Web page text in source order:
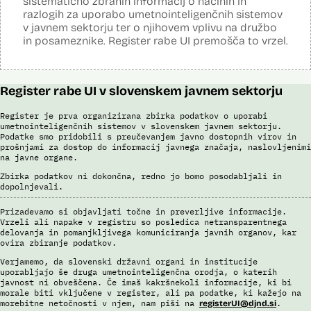
dovolj visok prag ujemanja. Končno identifikacijo osebe mora
strokovnjak za primerjavo obraznih značilnosti opraviti ročno.
Sistem uporablja sledeče podatke: Evidenca fotografiranih oseb
policije (del informacijsko telekomunikacijskega sistema policije
Viri:
Brošura 60 let informacijsko telekomunikacijskega sistema policije
Spletno mesto podjetja Neurotechnology, podstran VeriLook
Poročilo Automating Society report 2020 za Slovenijo
Odgovor na zahtevo za dostop do informacij javnega značaja
Dokument Povabilo k oddaji ponudbe
razlogih za uporabo umetnointeligenčnih sistemov
v javnem sektorju ter o njihovem vplivu na družbo
in posameznike. Register rabe UI premošča to vrzel.
Register rabe UI v slovenskem javnem sektorju
Register je prva organizirana zbirka podatkov o uporabi
umetnointeligenčnih sistemov v slovenskem javnem sektorju.
Podatke smo pridobili s preučevanjem javno dostopnih virov in
prošnjami za dostop do informacij javnega značaja, naslovljenimi
na javne organe.
Zbirka podatkov ni dokončna, redno jo bomo posodabljali in
dopolnjevali.
Prizadevamo si objavljati točne in preverljive informacije.
Vrzeli ali napake v registru so posledica netransparentnega
delovanja in pomanjkljivega komuniciranja javnih organov, kar
ovira zbiranje podatkov.
Verjamemo, da slovenski državni organi in institucije
uporabljajo še druga umetnointeligenčna orodja, o katerih
javnost ni obveščena. Če imaš kakršnekoli informacije, ki bi
morale biti vključene v register, ali pa podatke, ki kažejo na
morebitne netočnosti v njem, nam piši na registerUI@djnd.si.